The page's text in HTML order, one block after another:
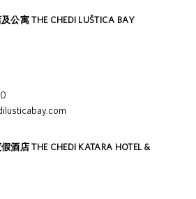
公寓 THE CHEDI LUŠTICA BAY
酒店 THE CHEDI KATARA HOTEL &